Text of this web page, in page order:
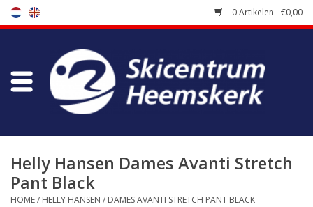
0 Artikelen - €0,00
Winkel
Bootfitting
Onderhoud
Helly Hansen Dames Avanti Stretch
Pant Black
HOME/ HELLY HANSEN / DAMES AVANTI STRETCH PANT BLACK